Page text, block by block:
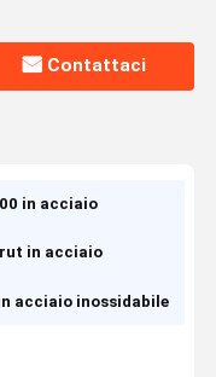
Contattaci
in acciaio
in acciaio
acciaio inossidabile